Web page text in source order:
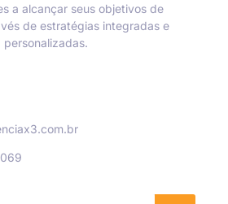
a alcançar seus objetivos de
de estratégias integradas e
personalizadas.